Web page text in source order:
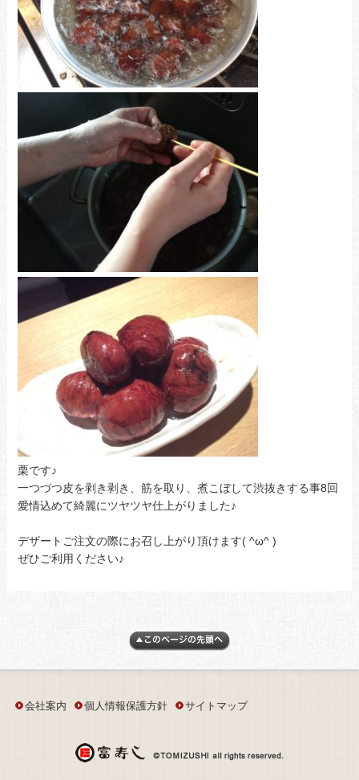
栗です♪
一つづつ皮を剥き剥き、筋を取り、煮こぼして渋抜きする事8回
愛情込めて綺麗にツヤツヤ仕上がりました♪
デザートご注文の際にお召し上がり頂けます( ^ω^ )
ぜひご利用ください♪
会社案内 個人情報保護方針 サイトマップ